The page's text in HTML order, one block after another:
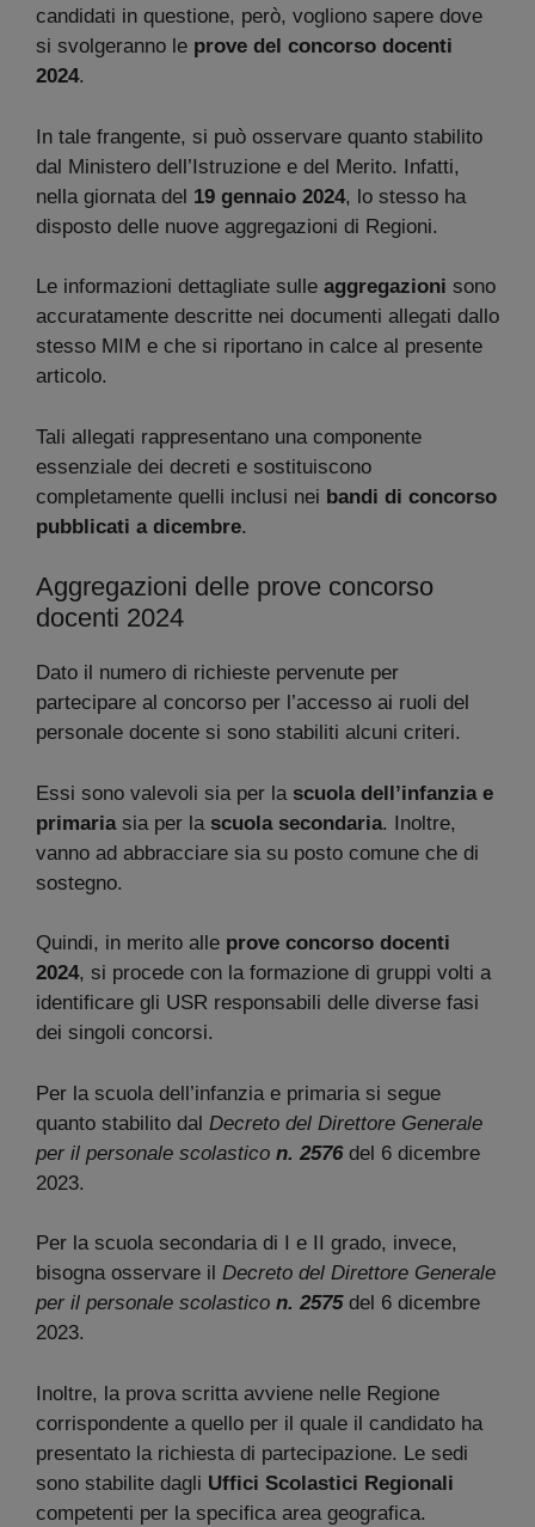
candidati in questione, però, vogliono sapere dove
si svolgeranno le prove del concorso docenti
2024.
In tale frangente, si può osservare quanto stabilito
dal Ministero dell’Istruzione e del Merito. Infatti,
nella giornata del 19 gennaio 2024, lo stesso ha
disposto delle nuove aggregazioni di Regioni.
Le informazioni dettagliate sulle aggregazioni sono
accuratamente descritte nei documenti allegati dallo
stesso MIM e che si riportano in calce al presente
articolo.
Tali allegati rappresentano una componente
essenziale dei decreti e sostituiscono
completamente quelli inclusi nei bandi di concorso
pubblicati a dicembre.
Aggregazioni delle prove concorso
docenti 2024
Dato il numero di richieste pervenute per
partecipare al concorso per l’accesso ai ruoli del
personale docente si sono stabiliti alcuni criteri.
Essi sono valevoli sia per la scuola dell’infanzia e
primariasia per la scuola secondaria. Inoltre,
vanno ad abbracciare sia su posto comune che di
sostegno.
Quindi, in merito alle prove concorso docenti
2024, si procede con la formazione di gruppi volti a
identificare gli USR responsabili delle diverse fasi
dei singoli concorsi.
Per la scuola dell’infanzia e primaria si segue
quanto stabilito dal Decreto del Direttore Generale
per il personale scolastico n. 2576 del 6 dicembre
2023.
Per la scuola secondaria di I e II grado, invece,
bisogna osservare il Decreto del Direttore Generale
per il personale scolastico n. 2575 del 6 dicembre
2023.
Inoltre, la prova scritta avviene nelle Regione
corrispondente a quello per il quale il candidato ha
presentato la richiesta di partecipazione. Le sedi
sono stabilite dagli Uffici Scolastici Regionali
competenti per la specifica area geografica.